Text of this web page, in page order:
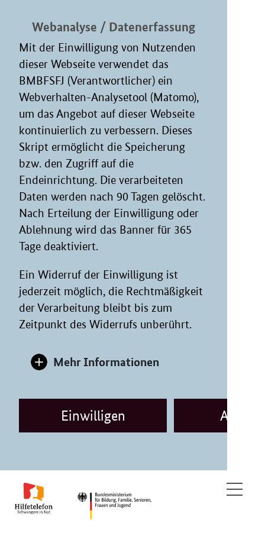
Webanalyse / Datenerfassung
Mit der Einwilligung von Nutzenden
dieser Webseite verwendet das
BMBFSFJ (Verantwortlicher) ein
Webverhalten-Analysetool (Matomo),
um das Angebot auf dieser Webseite
kontinuierlich zu verbessern. Dieses
Skript ermöglicht die Speicherung
bzw. den Zugriff auf die
Endeinrichtung. Die verarbeiteten
Daten werden nach 90 Tagen gelöscht.
Nach Erteilung der Einwilligung oder
Ablehnung wird das Banner für 365
Tage deaktiviert.
Ein Widerruf der Einwilligung ist
jederzeit möglich, die Rechtmäßigkeit
der Verarbeitung bleibt bis zum
Zeitpunkt des Widerrufs unberührt.
Mehr Informationen
Einwilligen